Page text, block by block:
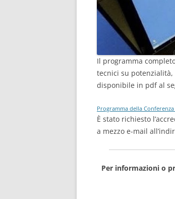
Il programma
tecnici su
disponibile in pdf al
Programma della
È stato richiesto
a mezzo e-mail
Per informazioni o